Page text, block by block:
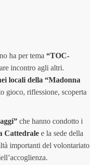
ha per tema “TOC-
incontro agli altri.
locali della “Madonna
gioco, riflessione, scoperta
che hanno condotto i
Cattedrale e la sede della
importanti del volontariato